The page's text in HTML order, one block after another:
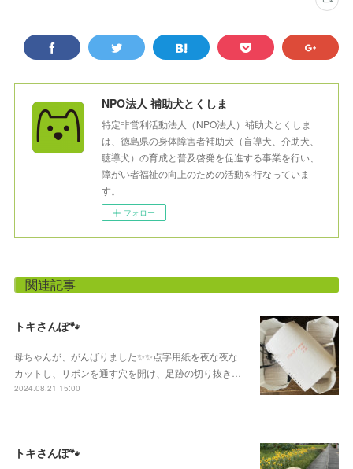
NPO法人 補助犬とくしま
特定非営利活動法人（NPO法人）補助犬とくしま
は、徳島県の身体障害者補助犬（盲導犬、介助犬、
聴導犬）の育成と普及啓発を促進する事業を行い、
障がい者福祉の向上のための活動を行なっていま
す。
フォロー
関連記事
トキさんぽ🐾
母ちゃんが、がんばりました✨✨点字用紙を夜な夜な
カットし、リボンを通す穴を開け、足跡の切り抜き…
2024.08.21 15:00
トキさんぽ🐾